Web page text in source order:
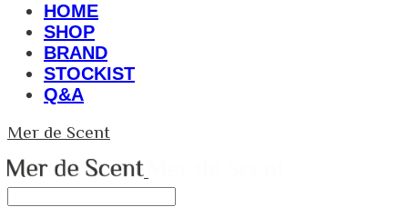
HOME
SHOP
BRAND
STOCKIST
Q&A
Mer de Scent